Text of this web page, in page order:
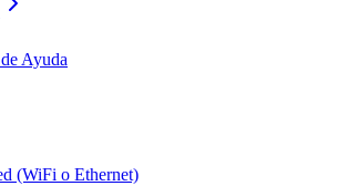
Ayuda
(WiFi o Ethernet)